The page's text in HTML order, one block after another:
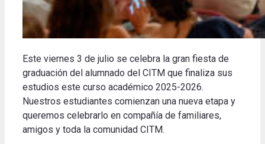
Este viernes 3 de julio se celebra la gran fiesta de
graduación del alumnado del CITM que finaliza sus
estudios este curso académico 2025-2026.
Nuestros estudiantes comienzan una nueva etapa y
queremos celebrarlo en compañía de familiares,
amigos y toda la comunidad CITM.